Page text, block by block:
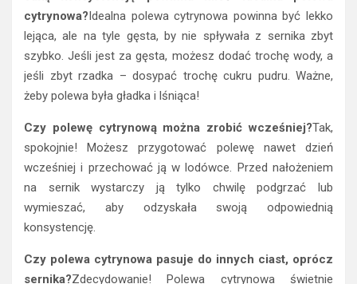
cytrynowa?Idealna polewa cytrynowa powinna być lekko
lejąca, ale na tyle gęsta, by nie spływała z sernika zbyt
szybko. Jeśli jest za gęsta, możesz dodać trochę wody, a
jeśli zbyt rzadka – dosypać trochę cukru pudru. Ważne,
żeby polewa była gładka i lśniąca!
Czy polewę cytrynową można zrobić wcześniej?Tak,
spokojnie! Możesz przygotować polewę nawet dzień
wcześniej i przechować ją w lodówce. Przed nałożeniem
na sernik wystarczy ją tylko chwilę podgrzać lub
wymieszać, aby odzyskała swoją odpowiednią
konsystencję.
Czy polewa cytrynowa pasuje do innych ciast, oprócz
sernika?Zdecydowanie! Polewa cytrynowa świetnie